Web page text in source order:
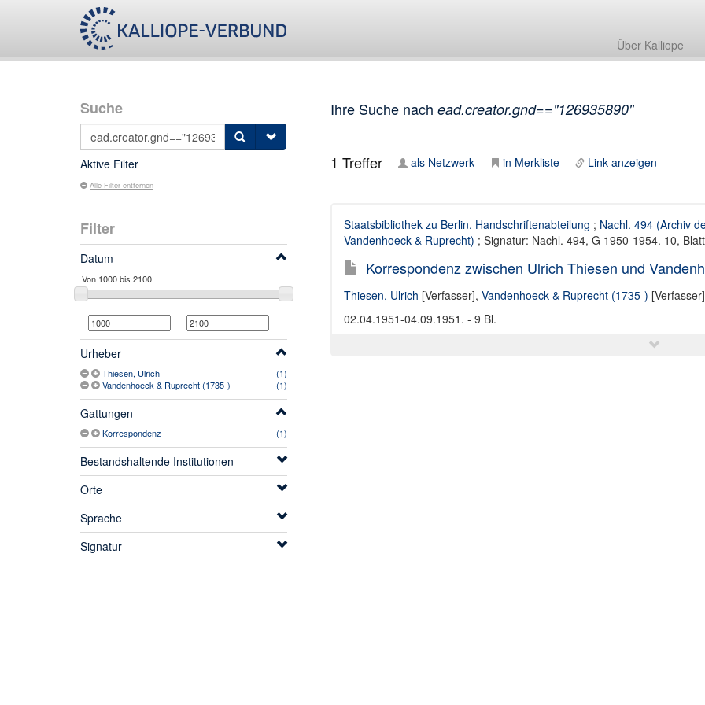
Über Kalliope
Suche
Aktive Filter
Alle Filter entfernen
Filter
Datum
Urheber
Thiesen, Ulrich
(1)
Vandenhoeck & Ruprecht (1735-)
(1)
Gattungen
Korrespondenz (1)
Bestandshaltende Institutionen
Orte
Sprache
Signatur
Ihre Suche nach ead.creator.gnd=="126935890"
1 Treffer als Netzwerk in Merkliste Link anzeigen
Staatsbibliothek zu Berlin. Handschriftenabteilung ; Nachl. 494 (Archiv
Vandenhoeck & Ruprecht) ; Signatur: Nachl. 494, G 1950-1954. 10,
Korrespondenz zwischen Ulrich Thiesen und
Thiesen, Ulrich [Verfasser], Vandenhoeck & Ruprecht (1735-) [Verfasser]
02.04.1951-04.09.1951. - 9 Bl.